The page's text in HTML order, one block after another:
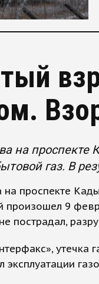
на проспекте
газ. В
проспекте
произошел 9
пострадал,
утечка
эксплуатации